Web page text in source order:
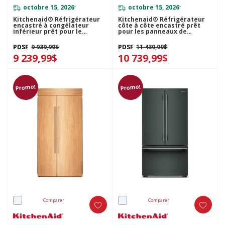
octobre 15, 2026*
Kitchenaid® Réfrigérateur
encastré à congélateur
inférieur prêt pour le
panneau de recouvrement à
intérieur platine - 20.8 pi cu
et 36 po KBFN536TPA
PDSF 9 939,99$
9 239,99$
octobre 15, 2026*
Kitchenaid® Réfrigérateur
côte à côte encastré prêt
pour les panneaux de
recouvrement - 48 po et 30 pi
cu KBSN748TPA
PDSF 11 439,99$
10 739,99$
Promo!
Comparer
Promo!
Comparer